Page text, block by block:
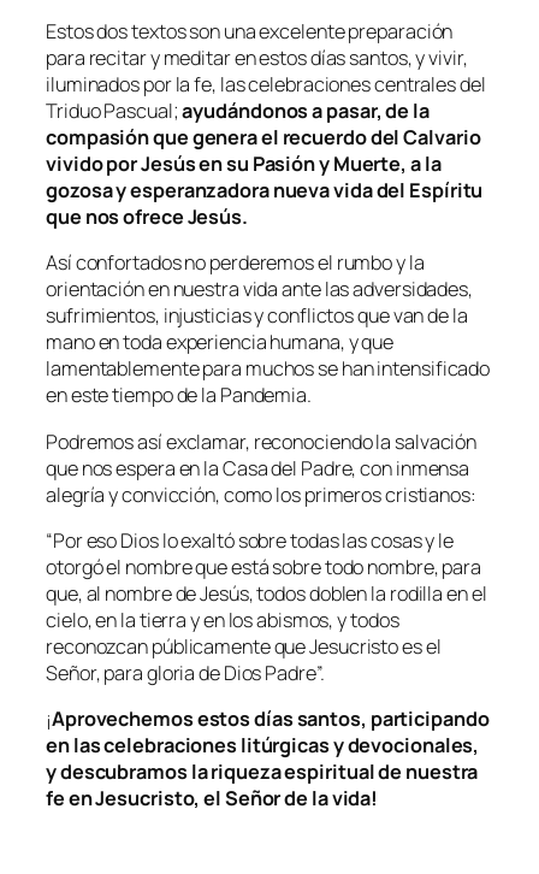
Estos dos textos son una excelente preparación
para recitar y meditar en estos días santos, y vivir,
iluminados por la fe, las celebraciones centrales del
Triduo Pascual;ayudándonos a pasar, de la
compasión que genera el recuerdo del Calvario
vivido por Jesús en su Pasión y Muerte, a la
gozosa y esperanzadora nueva vida del Espíritu
que nos ofrece Jesús.
Así confortados no perderemos el rumbo y la
orientación en nuestra vida ante las adversidades,
sufrimientos, injusticias y conflictos que van de la
mano en toda experiencia humana, y que
lamentablemente para muchos se han intensificado
en este tiempo de la Pandemia.
Podremos así exclamar, reconociendo la salvación
que nos espera en la Casa del Padre, con inmensa
alegría y convicción, como los primeros cristianos:
“Por eso Dios lo exaltó sobre todas las cosas y le
otorgó el nombre que está sobre todo nombre, para
que, al nombre de Jesús, todos doblen la rodilla en el
cielo, en la tierra y en los abismos, y todos
reconozcan públicamente que Jesucristo es el
Señor, para gloria de Dios Padre”.
¡Aprovechemos estos días santos, participando
en las celebraciones litúrgicas y devocionales,
y descubramos la riqueza espiritual de nuestra
fe en Jesucristo, el Señor de la vida!